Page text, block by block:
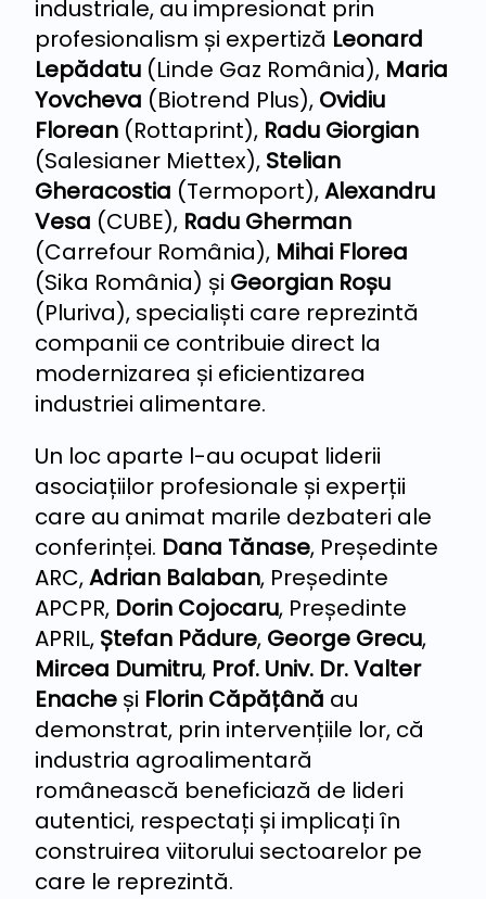
industriale, au impresionat prin
profesionalism și expertiză Leonard
Lepădatu (Linde Gaz România), Maria
Yovcheva (Biotrend Plus), Ovidiu
Florean (Rottaprint), Radu Giorgian
(Salesianer Miettex), Stelian
Gheracostia (Termoport),Alexandru
Vesa (CUBE), Radu Gherman
(Carrefour România), Mihai Florea
(Sika România) și Georgian Roșu
(Pluriva), specialiști care reprezintă
companii ce contribuie direct la
modernizarea și eficientizarea
industriei alimentare.
Un loc aparte l-au ocupat liderii
asociațiilor profesionale și experții
care au animat marile dezbateri ale
conferinței. Dana Tănase, Președinte
ARC,Adrian Balaban, Președinte
APCPR, Dorin Cojocaru, Președinte
APRIL, Ștefan Pădure, George Grecu,
Mircea Dumitru, Prof. Univ. Dr. Valter
Enache și Florin Căpățână au
demonstrat, prin intervențiile lor, că
industria agroalimentară
românească beneficiază de lideri
autentici, respectați și implicați în
construirea viitorului sectoarelor pe
care le reprezintă.